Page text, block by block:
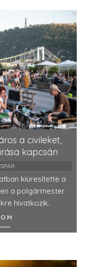
a civileket,
kapcsán
kiüresítette a
a polgármester
hivatkozik.